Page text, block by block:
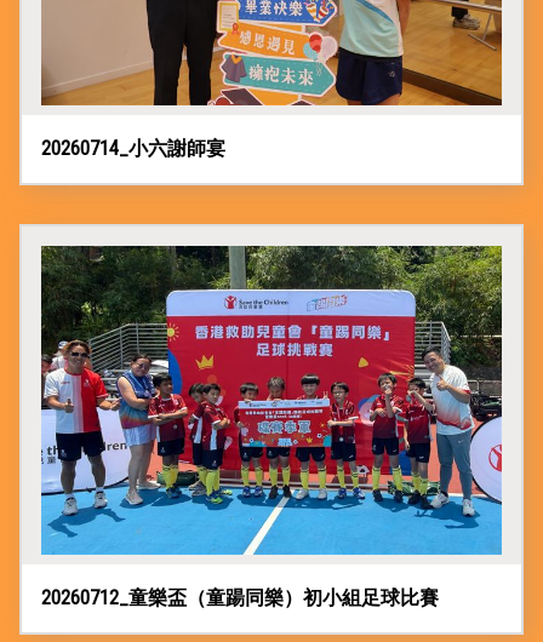
20260714_小六謝師宴
20260712_童樂盃（童踼同樂）初小組足球比賽